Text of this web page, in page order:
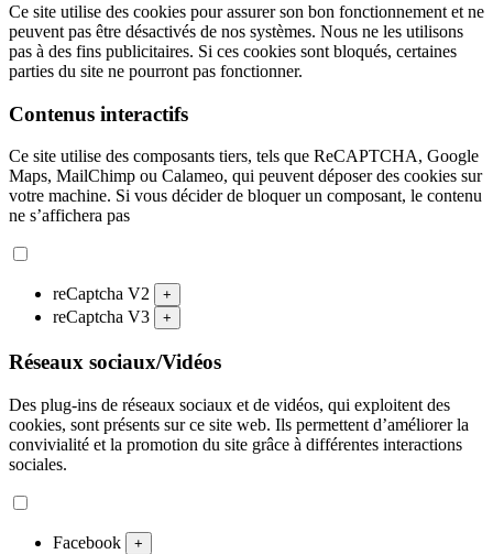
Ce site utilise des cookies pour assurer son bon fonctionnement et ne
peuvent pas être désactivés de nos systèmes. Nous ne les utilisons
pas à des fins publicitaires. Si ces cookies sont bloqués, certaines
parties du site ne pourront pas fonctionner.
Contenus interactifs
Ce site utilise des composants tiers, tels que ReCAPTCHA, Google
Maps, MailChimp ou Calameo, qui peuvent déposer des cookies sur
votre machine. Si vous décider de bloquer un composant, le contenu
ne s’affichera pas
reCaptcha V2 +
reCaptcha V3 +
Réseaux sociaux/Vidéos
Des plug-ins de réseaux sociaux et de vidéos, qui exploitent des
cookies, sont présents sur ce site web. Ils permettent d’améliorer la
convivialité et la promotion du site grâce à différentes interactions
sociales.
Facebook +